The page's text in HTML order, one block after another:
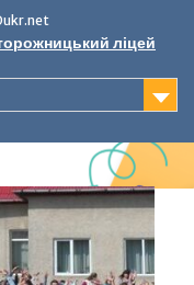
ліцей